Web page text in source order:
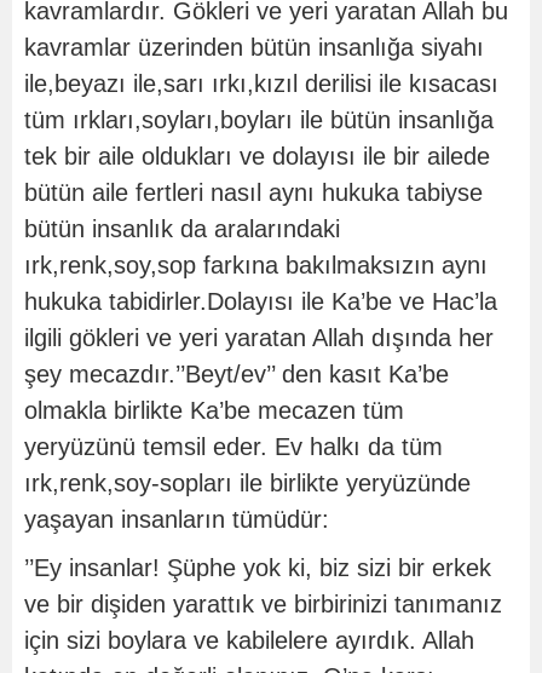
kavramlardır. Gökleri ve yeri yaratan Allah bu
kavramlar üzerinden bütün insanlığa siyahı
ile,beyazı ile,sarı ırkı,kızıl derilisi ile kısacası
tüm ırkları,soyları,boyları ile bütün insanlığa
tek bir aile oldukları ve dolayısı ile bir ailede
bütün aile fertleri nasıl aynı hukuka tabiyse
bütün insanlık da aralarındaki
ırk,renk,soy,sop farkına bakılmaksızın aynı
hukuka tabidirler.Dolayısı ile Ka’be ve Hac’la
ilgili gökleri ve yeri yaratan Allah dışında her
şey mecazdır.’’Beyt/ev’’ den kasıt Ka’be
olmakla birlikte Ka’be mecazen tüm
yeryüzünü temsil eder. Ev halkı da tüm
ırk,renk,soy-sopları ile birlikte yeryüzünde
yaşayan insanların tümüdür:
’’Ey insanlar! Şüphe yok ki, biz sizi bir erkek
ve bir dişiden yarattık ve birbirinizi tanımanız
için sizi boylara ve kabilelere ayırdık. Allah